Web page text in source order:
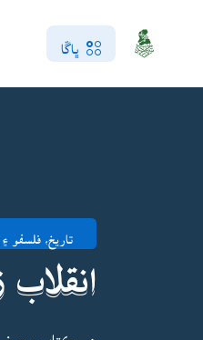
ڀاڱا
تاريخ، فلسفو
انقلاب
ھي ڪتاب